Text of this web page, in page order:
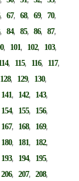
,67,68,69,70,
,84,85,86,87,
, 101, 102, 103,
, 115, 116, 117,
128, 129, 130,
141, 142, 143,
154, 155, 156,
167, 168, 169,
180, 181, 182,
193, 194, 195,
206,207,208,